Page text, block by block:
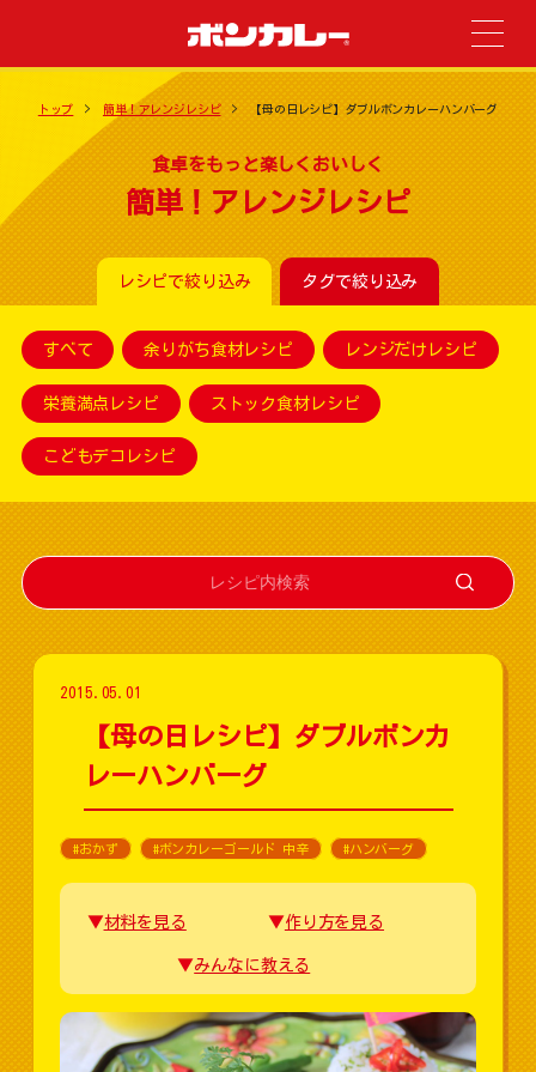
トップ 簡単！アレンジレシピ 【母の日レシピ】ダブルボンカレーハンバーグ
食卓をもっと楽しくおいしく
簡単！アレンジレシピ
レシピで絞り込み タグで絞り込み
すべて 余りがち食材レシピ レンジだけレシピ
栄養満点レシピ ストック食材レシピ
こどもデコレシピ
2015.05.01
【母の日レシピ】ダブルボンカ
レーハンバーグ
#おかず #ボンカレーゴールド 中辛 #ハンバーグ
材料を見る 作り方を見る
みんなに教える